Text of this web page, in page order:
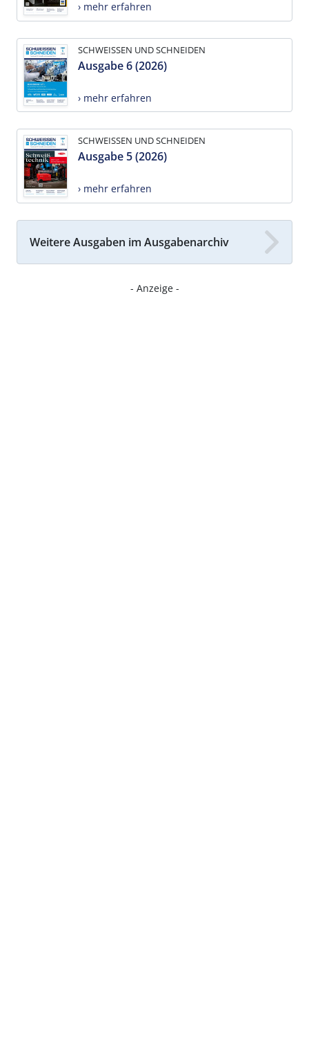
› mehr erfahren
SCHWEISSEN UND SCHNEIDEN
Ausgabe 6 (2026)
› mehr erfahren
SCHWEISSEN UND SCHNEIDEN
Ausgabe 5 (2026)
› mehr erfahren
Weitere Ausgaben im Ausgabenarchiv
- Anzeige -